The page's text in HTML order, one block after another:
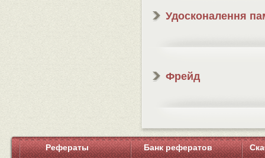
Удосконалення
Фрейд
Рефераты Банк рефератов